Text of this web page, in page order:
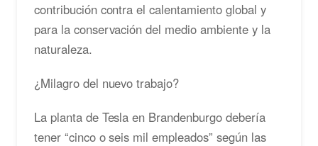
contribución contra el calentamiento global y
para la conservación del medio ambiente y la
naturaleza.
¿Milagro del nuevo trabajo?
La planta de Tesla en Brandenburgo debería
tener “cinco o seis mil empleados” según las